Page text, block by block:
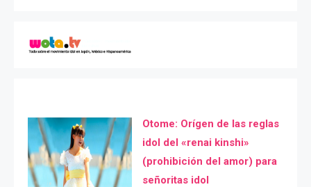
Otome: Orígen de las reglas
idol del «renai kinshi»
(prohibición del amor) para
señoritas idol